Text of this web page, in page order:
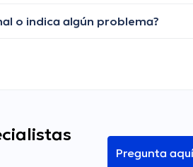
o indica algún problema?
Pregunta aquí